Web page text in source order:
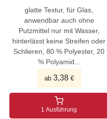
glatte Textur, für Glas,
anwendbar auch ohne
Putzmittel nur mit Wasser,
hinterlässt keine Streifen oder
Schlieren, 80 % Polyester, 20
% Polyamid...
ab 3,38€
1 Ausführung